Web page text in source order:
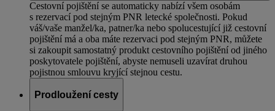
Cestovní pojištění se automaticky nabízí všem osobám
s rezervací pod stejným PNR letecké společnosti. Pokud
váš/vaše manžel/ka, patner/ka nebo spolucestující již cestovní
pojištění má a oba máte rezervaci pod stejným PNR, můžete
si zakoupit samostatný produkt cestovního pojištění od jiného
poskytovatele pojištění, abyste nemuseli uzavírat druhou
pojistnou smlouvu kryjící stejnou cestu.
Prodloužení cesty